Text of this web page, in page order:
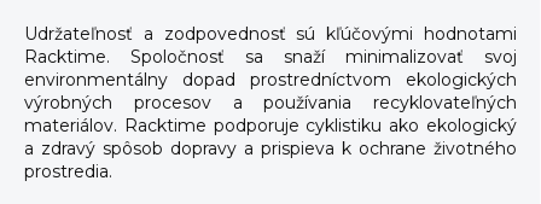
Udržateľnosť a zodpovednosť sú kľúčovými hodnotami
Racktime. Spoločnosť sa snaží minimalizovať svoj
environmentálny dopad prostredníctvom ekologických
výrobných procesov a používania recyklovateľných
materiálov. Racktime podporuje cyklistiku ako ekologický
a zdravý spôsob dopravy a prispieva k ochrane životného
prostredia.